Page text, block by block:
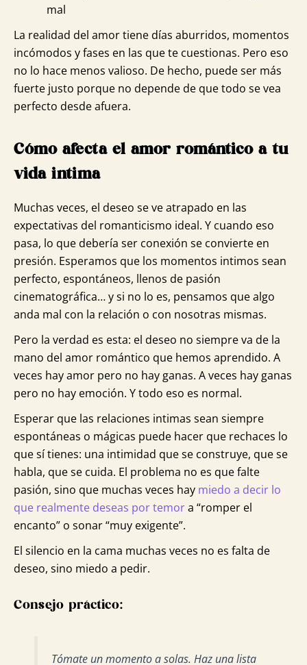
mal
La realidad del amor tiene días aburridos, momentos
incómodos y fases en las que te cuestionas. Pero eso
no lo hace menos valioso. De hecho, puede ser más
fuerte justo porque no depende de que todo se vea
perfecto desde afuera.
Cómo afecta el amor romántico a tu
vida intima
Muchas veces, el deseo se ve atrapado en las
expectativas del romanticismo ideal. Y cuando eso
pasa, lo que debería ser conexión se convierte en
presión. Esperamos que los momentos intimos sean
perfecto, espontáneos, llenos de pasión
cinematográfica… y si no lo es, pensamos que algo
anda mal con la relación o con nosotras mismas.
Pero la verdad es esta: el deseo no siempre va de la
mano del amor romántico que hemos aprendido. A
veces hay amor pero no hay ganas. A veces hay ganas
pero no hay emoción. Y todo eso es normal.
Esperar que las relaciones intimas sean siempre
espontáneas o mágicas puede hacer que rechaces lo
que sí tienes: una intimidad que se construye, que se
habla, que se cuida. El problema no es que falte
pasión, sino que muchas veces hay miedo a decir lo
que realmente deseas por temora “romper el
encanto” o sonar “muy exigente”.
El silencio en la cama muchas veces no es falta de
deseo, sino miedo a pedir.
Consejo práctico:
Tómate un momento a solas. Haz una lista